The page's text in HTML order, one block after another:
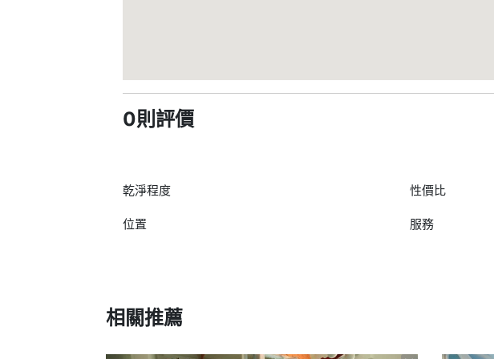
0則評價
乾淨程度
位置
性價比
服務
相關推薦